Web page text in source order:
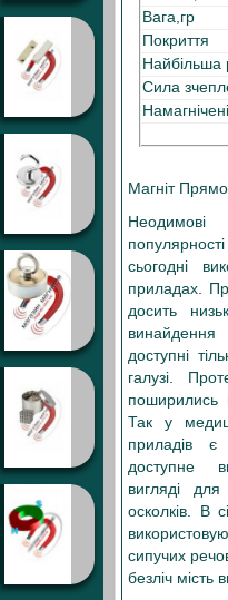
Вага,гр
Покриття
Найбільша
Сила
Магніт
сьогодні
приладах.
досить
доступні
галузі.
поширились
Так у
приладів
доступне
вигляді
осколків. В
сипучих
безліч мість